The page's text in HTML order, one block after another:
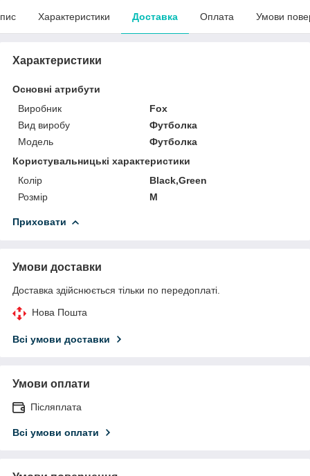
Характеристики Доставка Оплата Умови
Характеристики
Основні атрибути
Виробник
Fox
Вид виробу
Футболка
Модель
Футболка
Користувальницькі характеристики
Колір
Black,Green
Розмір
M
Приховати
Умови доставки
Доставка здійснюється тільки по передоплаті.
Нова Пошта
Всі умови доставки
Умови оплати
Післяплата
Всі умови оплати